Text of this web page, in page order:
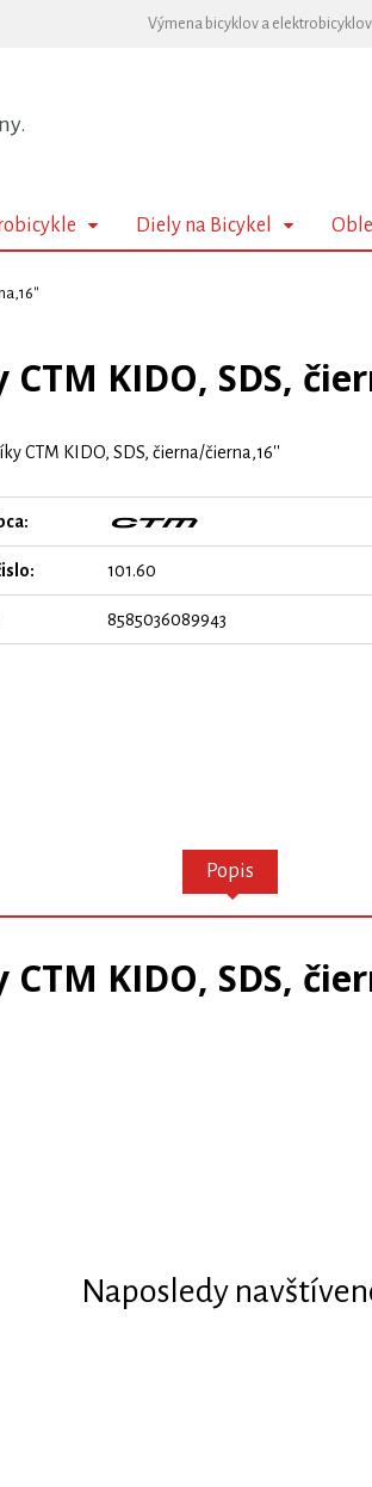
Výmena bicyklov a elektrobicyklov
Diely na Bicykel
KIDO, SDS,
CTM KIDO, SDS, čierna/čierna,16''
101.60
8585036089943
Popis
KIDO, SDS,
Naposledy